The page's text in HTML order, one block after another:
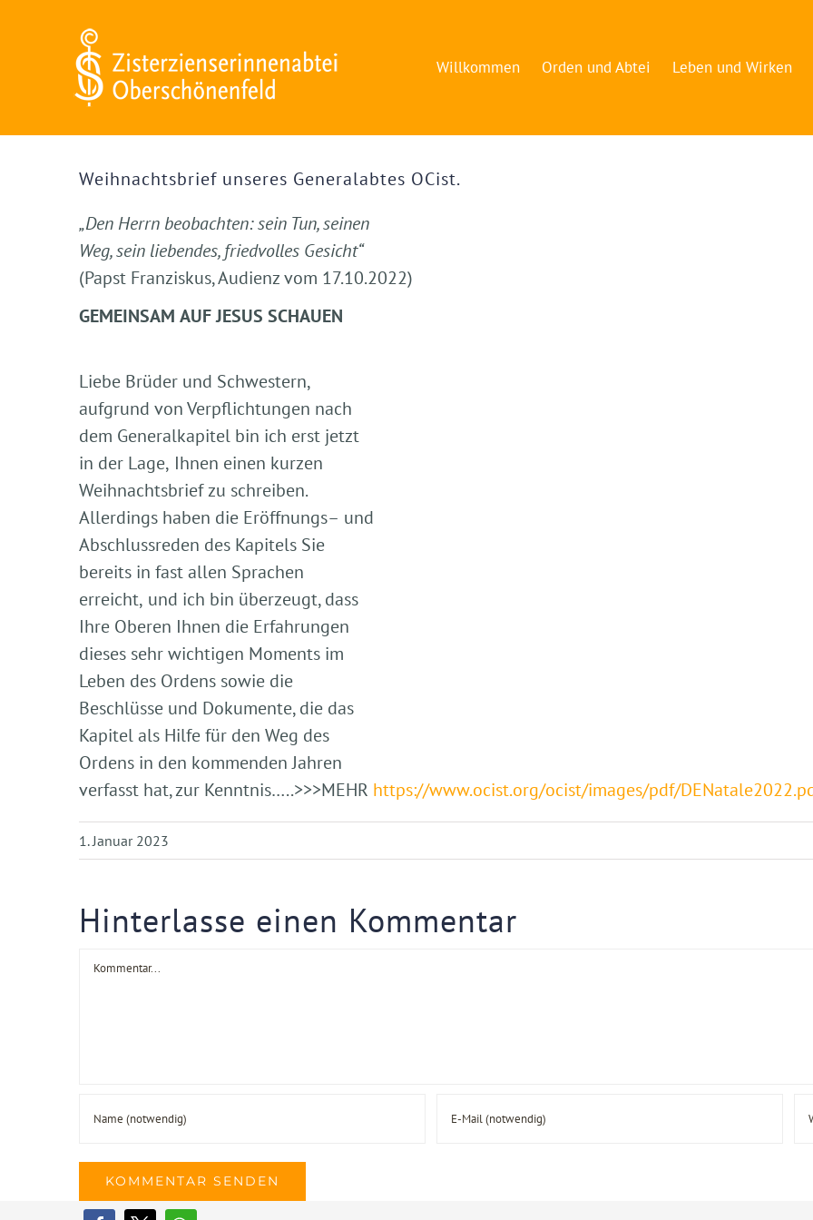
Willkommen Orden und Abtei Leben und Wirken
grösseres
Weihnachtsbrief unseres Generalabtes OCist.
„Den Herrn beobachten: sein Tun, seinen
Weg, sein liebendes, friedvolles Gesicht“
(Papst Franziskus, Audienz vom 17.10.2022)
GEMEINSAM AUFJESUS SCHAUEN
Liebe Brüder und Schwestern,
aufgrund von Verpflichtungen nach
dem Generalkapitel bin ich erst jetzt
in der Lage, Ihnen einen kurzen
Weihnachtsbriefzu schreiben.
Allerdings haben die Eröffnungs– und
Abschlussreden des Kapitels Sie
bereits in fastallen Sprachen
erreicht, und ich bin überzeugt, dass
Ihre Oberen Ihnen die Erfahrungen
dieses sehr wichtigen Moments im
Leben des Ordens sowie die
Beschlüsse und Dokumente, die das
Kapitelals Hilfe für den Weg des
Ordens in den kommenden Jahren
verfasst hat, zur Kenntnis…..>>>MEHR https://www.ocist.org/ocist/images/pdf/
1. Januar 2023
Hinterlasse einen Kommentar
Kommentar